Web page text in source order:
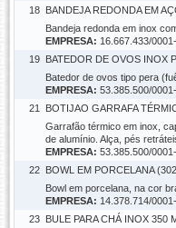
18 BANDEJA REDONDA EM
Bandeja redonda em inox
EMPRESA: 16.667.433/
19 BATEDOR DE OVOS INOX
Batedor de ovos tipo pera
EMPRESA: 53.385.500/
21
BOTIJAO GARRAFA
Garrafão térmico em inox,
de alumínio. Alça, pés
EMPRESA: 53.385.500/
22 BOWL EM PORCELANA
Bowl em porcelana, na cor
EMPRESA: 14.378.714/
23 BULE PARA CHÁ INOX 350